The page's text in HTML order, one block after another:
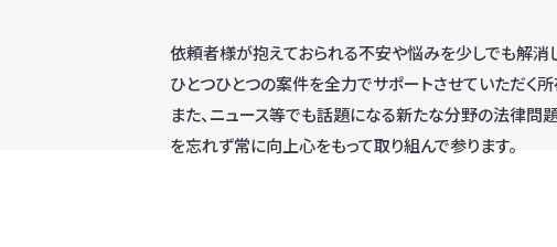
依頼者様が抱えておられる不安や悩みを少しでも解消
ひとつひとつの案件を全力でサポートさせていただく所
また、ニュース等でも話題になる新たな分野の法律問
を忘れず常に向上心をもって取り組んで参ります。